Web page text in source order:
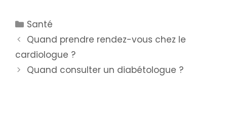
Santé
Quand prendre rendez-vous chez le
cardiologue ?
Quand consulter un diabétologue ?